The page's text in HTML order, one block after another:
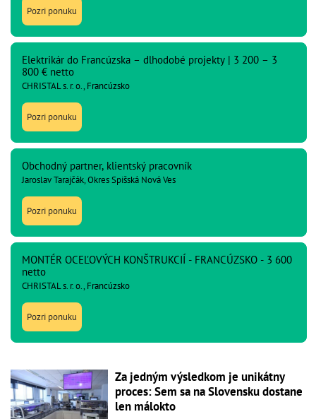
Pozri ponuku
Elektrikár do Francúzska – dlhodobé projekty | 3 200 – 3
800 € netto
CHRISTAL s. r. o., Francúzsko
Pozri ponuku
Obchodný partner, klientský pracovník
Jaroslav Tarajčák, Okres Spišská Nová Ves
Pozri ponuku
MONTÉR OCEĽOVÝCH KONŠTRUKCIÍ - FRANCÚZSKO - 3 600
netto
CHRISTAL s. r. o., Francúzsko
Pozri ponuku
Za jedným výsledkom je unikátny
proces: Sem sa na Slovensku dostane
len málokto